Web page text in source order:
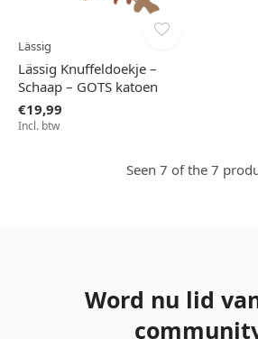
Lässig
Lässig Knuffeldoekje –
Schaap – GOTS katoen
€19,99
Incl. btw
Seen 7 of the 7
Word nu lid